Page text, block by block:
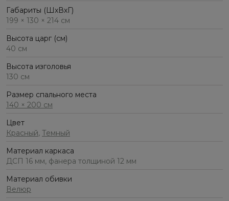
Габариты (ШхВхГ)
199 × 130 × 214 см
Высота царг (см)
40 см
Высота изголовья
130 см
Размер спального места
140 × 200 см
Цвет
Красный, Темный
Материал каркаса
ДСП 16 мм, фанера толщиной 12 мм
Материал обивки
Велюр